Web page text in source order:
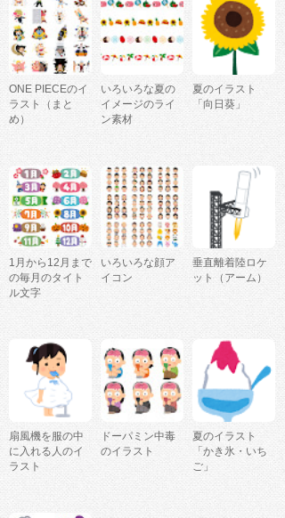
ONE PIECEのイ
ラスト（まと
め）
いろいろな夏の
イメージのライ
ン素材
夏のイラスト
「向日葵」
1月から12月まで
の毎月のタイト
ル文字
いろいろな顔ア
イコン
垂直離着陸ロケ
ット（アーム）
扇風機を服の中
に入れる人のイ
ラスト
ドーパミン中毒
のイラスト
夏のイラスト
「かき氷・いち
ご」